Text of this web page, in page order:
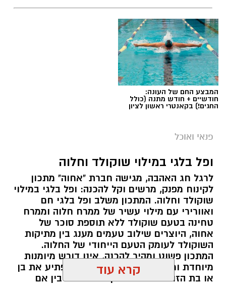
המבצע החם של העונה:
חודשיים + חודש מתנה (כולל
החגים!) בקאנטרי ראשון לציון
פנאי ואוכל
ופל בלגי במילוי שוקולד וחלוה
לרגל חג האהבה, מגישה חברת "אחוה" מתכון
לקינוח מפנק, מרשים וקל להכנה: ופל בלגי במילוי
שוקולד וחלוה. המתכון משלב ופל בלגי חם
ואוורירי עם מילוי עשיר של ממרח חלוה וממרח
טחינה בטעם שוקולד ללא תוספת סוכר של
אחוה, היוצרים שילוב טעמים מענג בין מתיקות
השוקולד לעומק הטעם הייחודי של החלוה.
המתכון פשוט ומהיר להכנה, אינו דורש מיומנות
מיוחדת ומתאים לכל מי שמעוניין להפתיע את בן
או בת הזוג במחווה מתוקה ומיוחדת. בין אם
קרא עוד